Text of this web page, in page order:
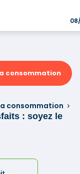
consommation
consommation